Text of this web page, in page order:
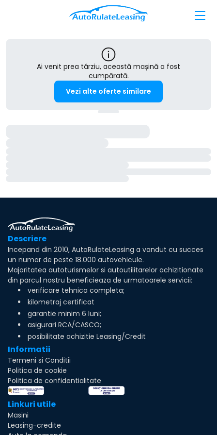
Ai venit prea târziu, această mașină a fost
cumpărată.
Vezi alte oferte similare
Descriere
Incepand din 2010, AutoRulateLeasing a vandut cu succes
un numar de peste 18.000 autovehicule.
Majoritatea autoturismelor si autoutilitarelor achizitionate
din parcul nostru beneficieaza de urmatoarele servicii:
verificare tehnica completa;
kilometraj certificat
garantie minim 6 luni;
asigurari RCA/CASCO;
posibilitate achizitie Leasing/Credit
Informatii
Termeni si Conditii
Politica de cookie
Politica de confidentialitate
Linkuri utile
Masini
Leasing-credite